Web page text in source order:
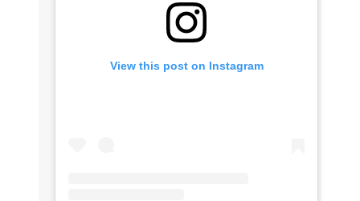
View this post on Instagram